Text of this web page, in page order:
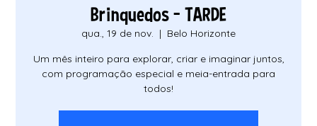
Brinquedos - TARDE
qua., 19 de nov.
  |
Belo Horizonte
Um mês inteiro para explorar, criar e imaginar juntos,
com programação especial e meia-entrada para
todos!